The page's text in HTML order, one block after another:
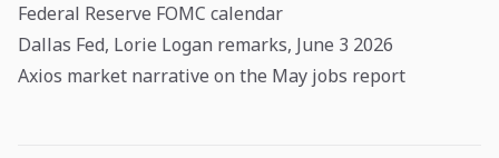
Federal Reserve FOMC calendar
Dallas Fed, Lorie Logan remarks, June 3 2026
Axios market narrative on the May jobs report